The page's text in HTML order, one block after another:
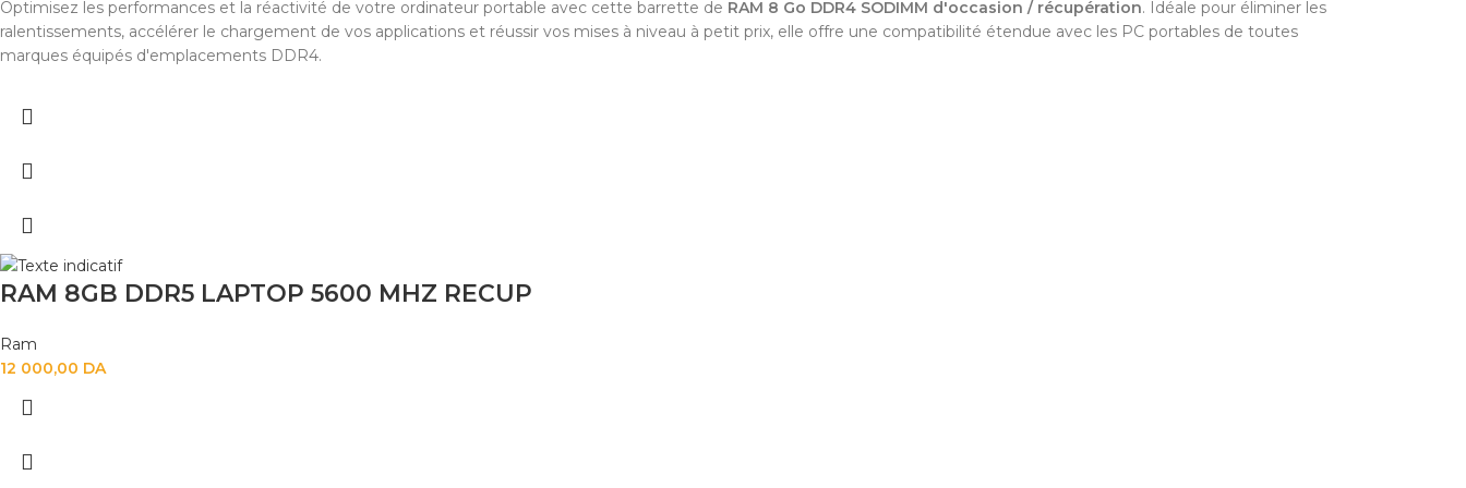
Optimisez les performances et la réactivité de votre ordinateur portable avec cette barrette de RAM 8 Go DDR4 SODIMM d'occasion / récupération. Idéale pour éliminer les
ralentissements, accélérer le chargement de vos applications et réussir vos mises à niveau à petit prix, elle offre une compatibilité étendue avec les PC portables de toutes
marques équipés d'emplacements DDR4.
RAM 8GB DDR5 LAPTOP 5600 MHZ RECUP
Ram
12 000,00 DA